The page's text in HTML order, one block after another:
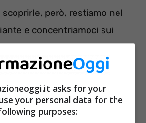
scoprirle, però, restiamo nel
e concentriamoci sui
di loro.Scopriamo una
chiamata la sanguinea, la
ci permetterà di godere
unico. Oppure, non tutti lo
sono tra gli alleati
asks for your
your personal data for the
purposes: